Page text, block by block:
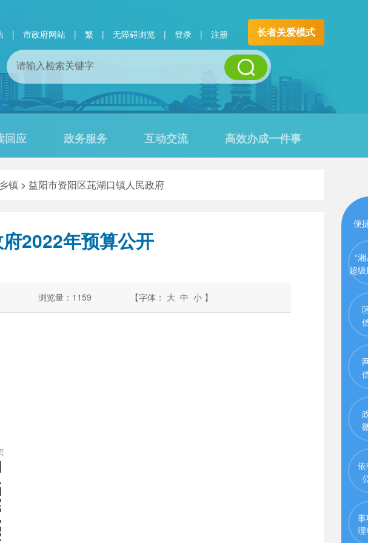
| 市政府网站 | 繁 | 无障碍浏览 | 登录 | 注册 长者关爱模式
回应 政务服务 互动交流 高效办成一件事
乡镇 > 益阳市资阳区茈湖口镇人民政府
2022年预算公开
浏览量： 1159 【字体： 大 中 小 】
便
“
超